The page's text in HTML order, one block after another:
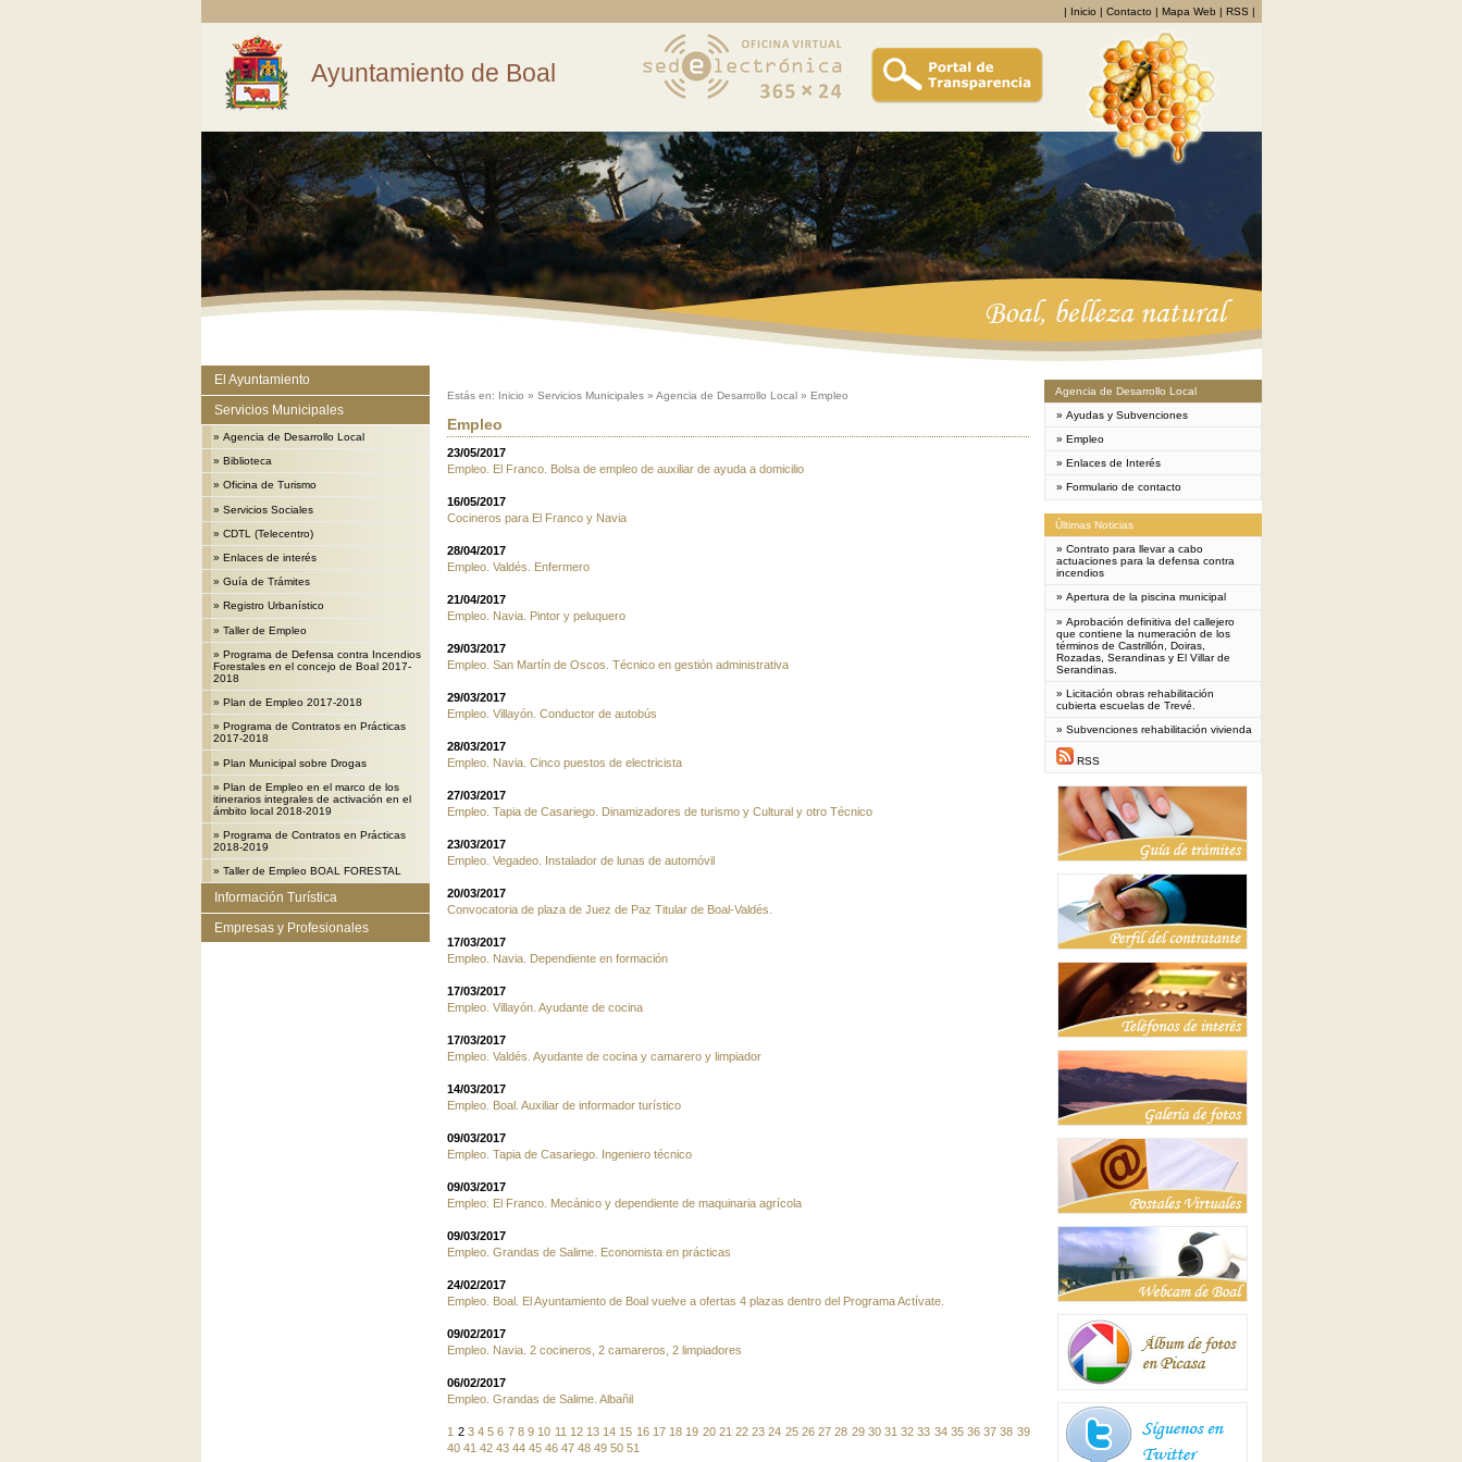
| Inicio |Contacto |Mapa Web |RSS |
Ayuntamiento de Boal
El Ayuntamiento
Servicios Municipales
» Agencia de Desarrollo Local
» Biblioteca
» Oficina de Turismo
» Servicios Sociales
» CDTL (Telecentro)
» Enlaces de interés
» Guía de Trámites
» Registro Urbanístico
» Taller de Empleo
» Programa de Defensa contra Incendios
Forestales en el concejo de Boal 2017-
2018
» Plan de Empleo 2017-2018
» Programa de Contratos en Prácticas
2017-2018
» Plan Municipal sobre Drogas
» Plan de Empleo en el marco de los
itinerarios integrales de activación en el
ámbito local 2018-2019
» Programa de Contratos en Prácticas
2018-2019
» Taller de Empleo BOAL FORESTAL
Información Turística
Empresas y Profesionales
Estás en: Inicio »Servicios Municipales »Agencia de Desarrollo Local »Empleo
Empleo
23/05/2017
Empleo. El Franco. Bolsa de empleo de auxiliar de ayuda a domicilio
16/05/2017
Cocineros para El Franco y Navia
28/04/2017
Empleo. Valdés. Enfermero
21/04/2017
Empleo. Navia. Pintor y peluquero
29/03/2017
Empleo. San Martín de Oscos. Técnico en gestión administrativa
29/03/2017
Empleo. Villayón. Conductor de autobús
28/03/2017
Empleo. Navia. Cinco puestos de electricista
27/03/2017
Empleo. Tapia de Casariego. Dinamizadores de turismo y Cultural y otro Técnico
23/03/2017
Empleo. Vegadeo. Instalador de lunas de automóvil
20/03/2017
Convocatoria de plaza de Juez de Paz Titular de Boal-Valdés.
17/03/2017
Empleo. Navia. Dependiente en formación
17/03/2017
Empleo. Villayón. Ayudante de cocina
17/03/2017
Empleo. Valdés. Ayudante de cocina y camarero y limpiador
14/03/2017
Empleo. Boal. Auxiliar de informador turístico
09/03/2017
Empleo. Tapia de Casariego. Ingeniero técnico
09/03/2017
Empleo. El Franco. Mecánico y dependiente de maquinaria agrícola
09/03/2017
Empleo. Grandas de Salime. Economista en prácticas
24/02/2017
Empleo. Boal. El Ayuntamiento de Boal vuelve a ofertas 4 plazas dentro del Programa Actívate.
09/02/2017
Empleo. Navia. 2 cocineros, 2 camareros, 2 limpiadores
06/02/2017
Empleo. Grandas de Salime. Albañil
1 2 3 4 5 6 7 8 9 10 11 12 13 14 15 16 17 18 19 20 21 22 23 24 25 26 27 28 29 30 31 32 33 34 35 36 37 38 39
40 41 42 43 44 45 46 47 48 49 50 51
Agencia de Desarrollo Local
» Ayudas y Subvenciones
» Empleo
» Enlaces de Interés
» Formulario de contacto
Últimas Noticias
» Contrato para llevar a cabo
actuaciones para la defensa contra
incendios
» Apertura de la piscina municipal
» Aprobación definitiva del callejero
que contiene la numeración de los
términos de Castrillón, Doiras,
Rozadas, Serandinas y El Villar de
Serandinas.
» Licitación obras rehabilitación
cubierta escuelas de Trevé.
» Subvenciones rehabilitación vivienda
RSS